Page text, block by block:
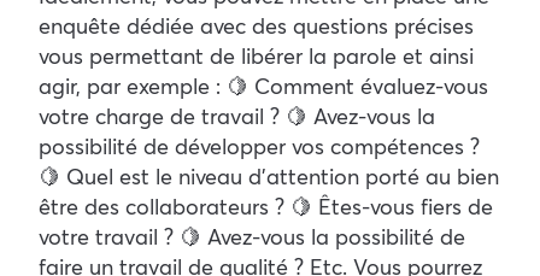
enquête dédiée avec des questions précises
vous permettant de libérer la parole et ainsi
agir, par exemple : 🍋 Comment évaluez-vous
votre charge de travail ? 🍋 Avez-vous la
possibilité de développer vos compétences ?
🍋 Quel est le niveau d’attention porté au bien
être des collaborateurs ? 🍋 Êtes-vous fiers de
votre travail ? 🍋 Avez-vous la possibilité de
faire un travail de qualité ? Etc. Vous pourrez